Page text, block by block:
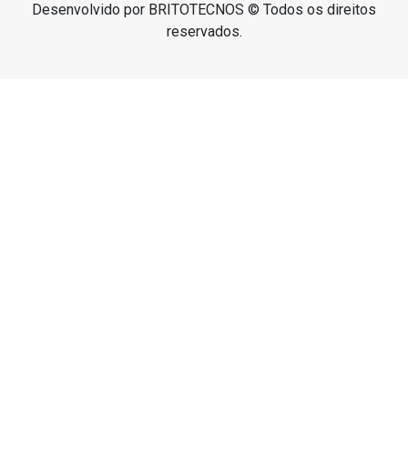
Desenvolvido por BRITOTECNOS © Todos os direitos
reservados.